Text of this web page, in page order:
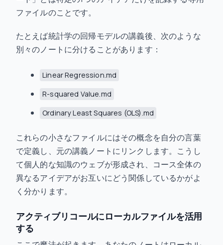
ファイルのことです。
たとえば統計学の回帰モデルの講義後、次のような
別々のノートに分けることがあります：
Linear Regression.md
R-squared Value.md
Ordinary Least Squares (OLS).md
これらの小さなファイルにはその概念を自分の言葉
で定義し、元の講義ノートにリンクします。こうし
て個人的な知識のウェブが形成され、コース全体の
異なるアイデアがお互いにどう関係しているかがよ
く分かります。
アクティブリコールにローカルファイルを活用
する